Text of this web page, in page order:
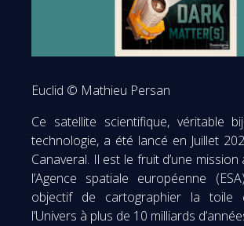
Euclid © Mathieu Persan
Ce satellite scientifique, véritable
technologie, a été lancé en Juillet
Canaveral. Il est le fruit d’une
l’Agence spatiale européenne
objectif de cartographier la toile
l’Univers à plus de 10 milliards